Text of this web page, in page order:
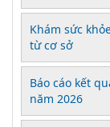
Khám sức
từ cơ sở
Báo cáo kết
năm 2026